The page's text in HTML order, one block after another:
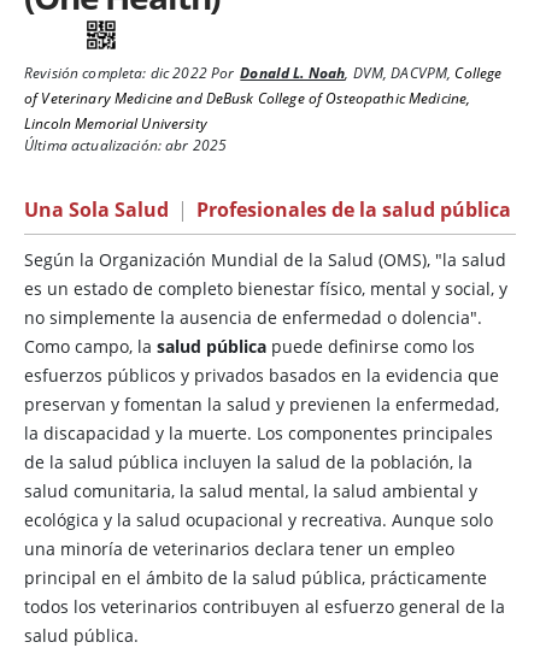
Revisión completa: dic 2022Por Donald L. Noah, DVM, DACVPM,College
of Veterinary Medicine and DeBusk College of Osteopathic Medicine,
Lincoln Memorial University
Última actualización: abr 2025
Una Sola Salud | Profesionales de la salud pública
Según la Organización Mundial de la Salud (OMS), "la salud
es un estado de completo bienestar físico, mental y social, y
no simplemente la ausencia de enfermedad o dolencia".
Como campo, la salud pública puede definirse como los
esfuerzos públicos y privados basados en la evidencia que
preservan y fomentan la salud y previenen la enfermedad,
la discapacidad y la muerte. Los componentes principales
de la salud pública incluyen la salud de la población, la
salud comunitaria, la salud mental, la salud ambiental y
ecológica y la salud ocupacional y recreativa. Aunque solo
una minoría de veterinarios declara tener un empleo
principal en el ámbito de la salud pública, prácticamente
todos los veterinarios contribuyen al esfuerzo general de la
salud pública.